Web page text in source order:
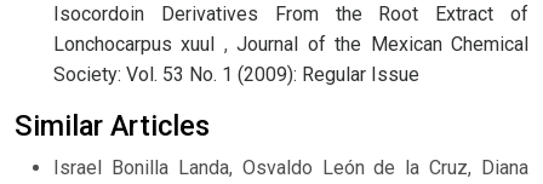
Isocordoin Derivatives From the Root Extract of
Lonchocarpus xuul ,Journal of the Mexican Chemical
Society: Vol. 53 No. 1 (2009): Regular Issue
Similar Articles
Israel Bonilla Landa, Osvaldo León de la Cruz, Diana